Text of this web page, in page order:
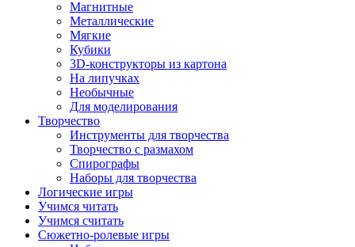
Магнитные
Металлические
Мягкие
Кубики
3D-конструкторы из картона
На липучках
Необычные
Для моделирования
Творчество
Инструменты для творчества
Творчество с размахом
Спирографы
Наборы для творчества
Логические игры
Учимся читать
Учимся считать
Сюжетно-ролевые игры